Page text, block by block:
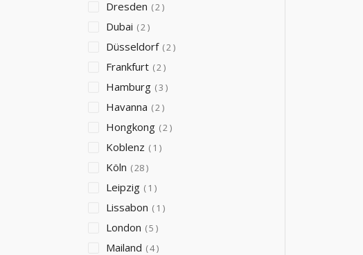
Dresden 2
Dubai 2
Düsseldorf 2
Frankfurt 2
Hamburg 3
Havanna 2
Hongkong 2
Koblenz 1
Köln 28
Leipzig 1
Lissabon 1
London 5
Mailand 4